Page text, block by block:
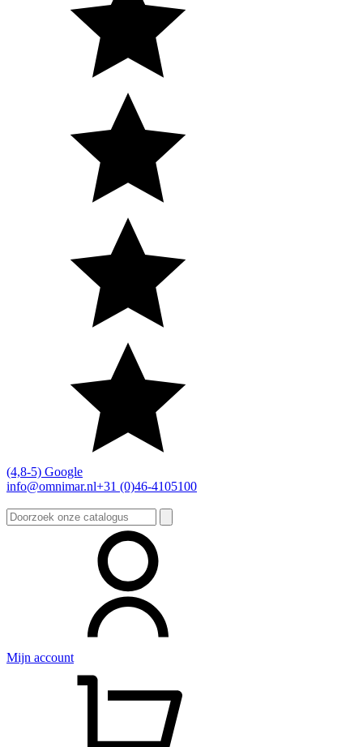
(4,8-5) Google
info@omnimar.nl+31 (0)46-4105100
Zoeken
naar:
Mijn account